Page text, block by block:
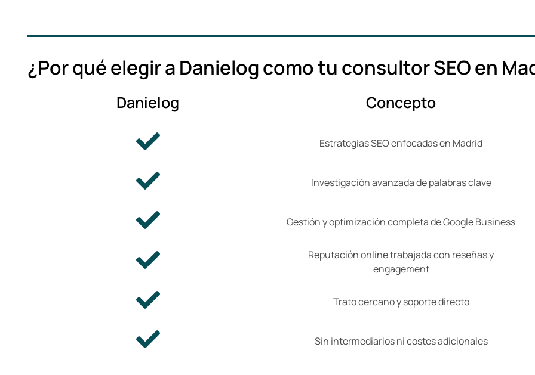
¿Por qué elegir a Danielog como tu consultor SEO en
Danielog Concepto
Estrategias SEO enfocadas en Madrid
Investigación avanzada de palabras clave
Gestión y optimización completa de Google Business
Reputación online trabajada con reseñas y
engagement
Trato cercano y soporte directo
Sin intermediarios ni costes adicionales